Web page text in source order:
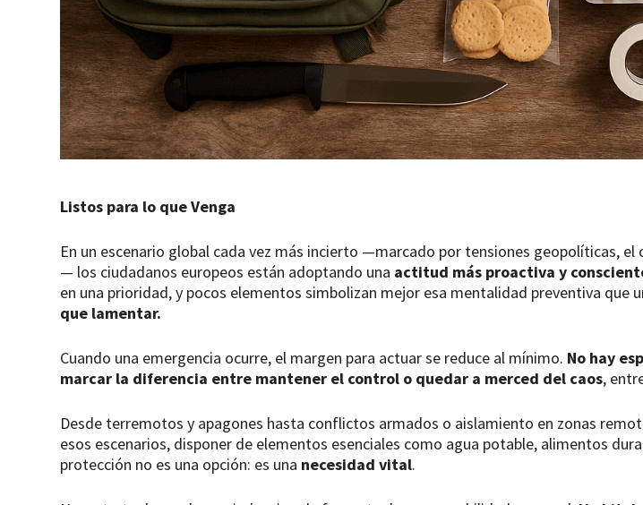
Listos para lo que Venga
En un escenario global cada vez más incierto —marcado por tensiones geopolíticas,
— los ciudadanos europeos están adoptando una actitud más proactiva y
en una prioridad, y pocos elementos simbolizan mejor esa mentalidad preventiva que
que lamentar.
Cuando una emergencia ocurre, el margen para actuar se reduce al mínimo. No hay
marcar la diferencia entre mantener el control o quedar a merced del caos,
Desde terremotos y apagones hasta conflictos armados o aislamiento en zonas
esos escenarios, disponer de elementos esenciales como agua potable, alimentos
protección no es una opción: es una necesidad vital.